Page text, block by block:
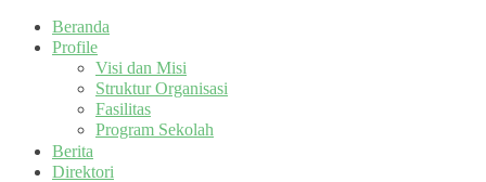
Beranda
Profile
Visi dan Misi
Struktur Organisasi
Fasilitas
Program Sekolah
Berita
Direktori